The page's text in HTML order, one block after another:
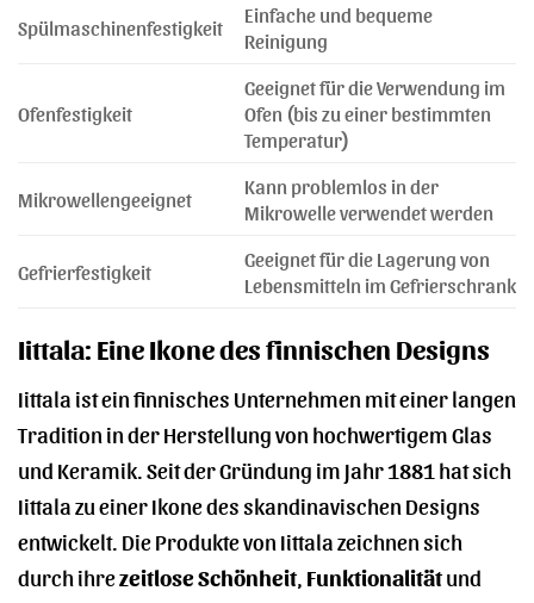
Spülmaschinenfestigkeit
Einfache und bequeme
Reinigung
Ofenfestigkeit
Geeignet für die Verwendung im
Ofen (bis zu einer bestimmten
Temperatur)
Mikrowellengeeignet
Kann problemlos in der
Mikrowelle verwendet werden
Gefrierfestigkeit
Geeignet für die Lagerung von
Lebensmitteln im Gefrierschrank
Iittala: Eine Ikone des finnischen Designs
Iittala ist ein finnisches Unternehmen mit einer langen
Tradition in der Herstellung von hochwertigem Glas
und Keramik. Seit der Gründung im Jahr 1881 hat sich
Iittala zu einer Ikone des skandinavischen Designs
entwickelt. Die Produkte von Iittala zeichnen sich
durch ihrezeitlose Schönheit, Funktionalitätund